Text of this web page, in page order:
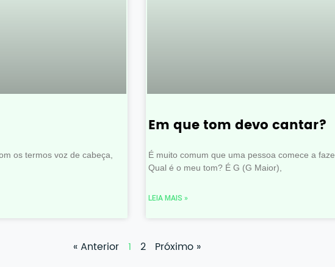
os termos voz de cabeça,
Em que tom devo cantar?
É muito comum que uma pessoa comece a
Qual é o meu tom? É G (G Maior),
LEIA MAIS »
« Anterior 1 2 Próximo »